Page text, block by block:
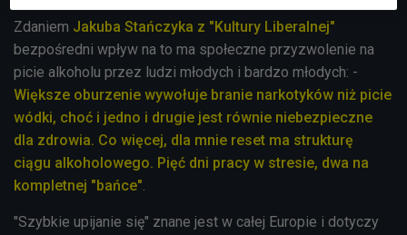
Zdaniem Jakuba Stańczyka z "Kultury Liberalnej"
bezpośredni wpływ na to ma społeczne przyzwolenie na
picie alkoholu przez ludzi młodych i bardzo młodych: -
Większe oburzenie wywołuje branie narkotyków niż picie
wódki, choć i jedno i drugie jest równie niebezpieczne
dla zdrowia. Co więcej, dla mnie reset ma strukturę
ciągu alkoholowego. Pięć dni pracy w stresie, dwa na
kompletnej "bańce".
"Szybkie upijanie się" znane jest w całej Europie i dotyczy